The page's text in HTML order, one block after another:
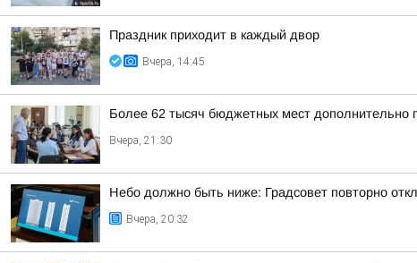
Праздник приходит в каждый двор
Вчера, 14:45
Более 62 тысяч бюджетных мест дополнительно
Вчера, 21:30
Небо должно быть ниже: Градсовет повторно
Вчера, 20:32